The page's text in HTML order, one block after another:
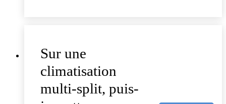
Sur une
climatisation
multi-split, puis-